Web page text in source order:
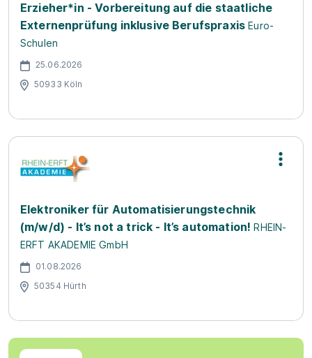
Erzieher*in - Vorbereitung auf die staatliche
Externenprüfung inklusive Berufspraxis Euro-
Schulen
25.06.2026
50933 Köln
Elektroniker für Automatisierungstechnik
(m/w/d) - It’s not a trick - It’s automation! RHEIN-
ERFT AKADEMIE GmbH
01.08.2026
50354 Hürth